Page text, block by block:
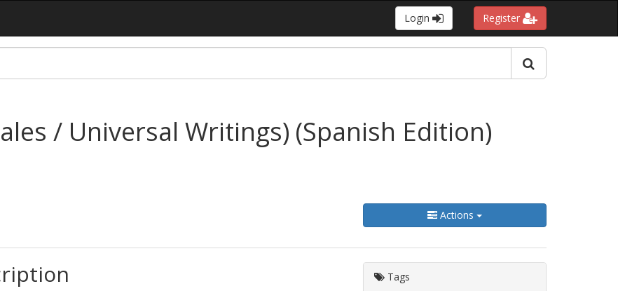
Login Register
/ Universal Writings) (Spanish Edition)
Actions
Tags